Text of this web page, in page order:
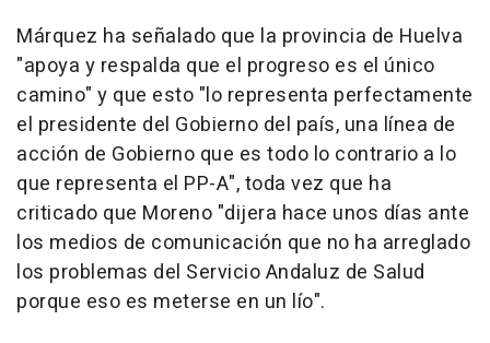
Márquez ha señalado que la provincia de Huelva
"apoya y respalda que el progreso es el único
camino" y que esto "lo representa perfectamente
el presidente del Gobierno del país, una línea de
acción de Gobierno que es todo lo contrario a lo
que representa el PP-A", toda vez que ha
criticado que Moreno "dijera hace unos días ante
los medios de comunicación que no ha arreglado
los problemas del Servicio Andaluz de Salud
porque eso es meterse en un lío".